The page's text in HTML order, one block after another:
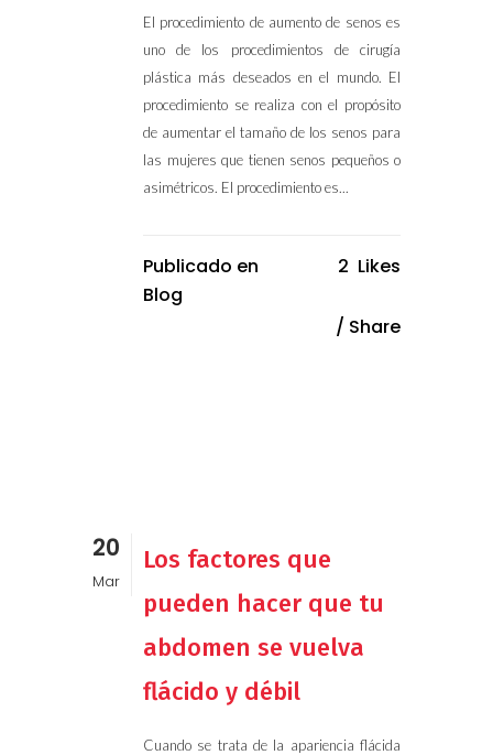
El procedimiento de aumento de senos es
uno de los procedimientos de cirugía
plástica más deseados en el mundo. El
procedimiento se realiza con el propósito
de aumentar el tamaño de los senos para
las mujeres que tienen senos pequeños o
asimétricos. El procedimiento es...
Publicado en
Blog
2 Likes
Share
20
Mar
Los factores que
pueden hacer que tu
abdomen se vuelva
flácido y débil
Cuando se trata de la apariencia flácida